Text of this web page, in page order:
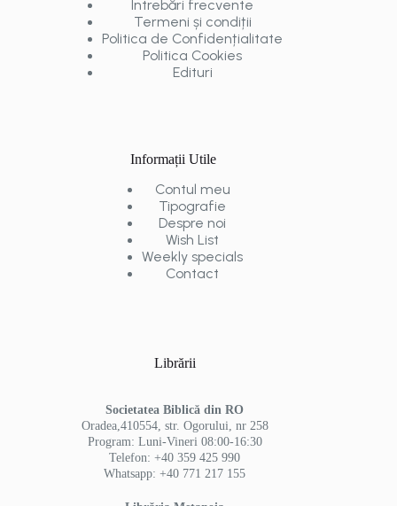
Întrebări frecvente
Termeni și condiții
Politica de Confidențialitate
Politica Cookies
Edituri
Informații Utile
Contul meu
Tipografie
Despre noi
Wish List
Weekly specials
Contact
Librării
Societatea Biblică din RO
Oradea,410554, str. Ogorului, nr 258
Program: Luni-Vineri 08:00-16:30
Telefon: +40 359 425 990
Whatsapp: +40 771 217 155